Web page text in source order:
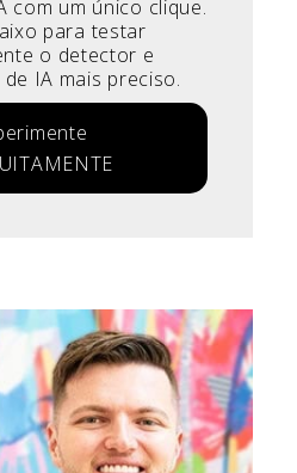
com um único clique.
para testar
o detector e
IA mais preciso.